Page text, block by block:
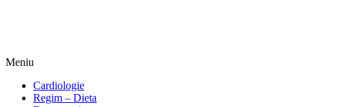
DrBendo.ro
Alimentatia sa iti fie medicatia
Meniu
conținut
Cardiologie
Regim – Dieta